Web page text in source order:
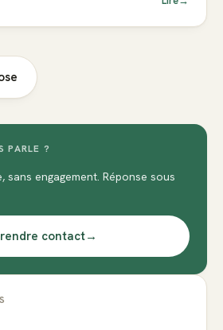
PARLE ?
sans engagement. Réponse sous
contact→